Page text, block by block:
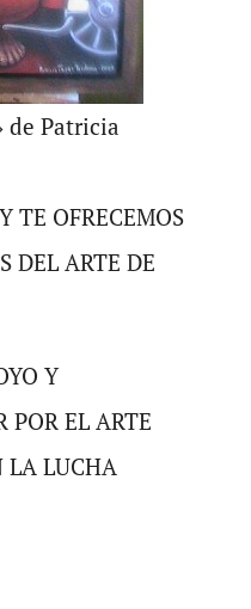
de Patricia
TE OFRECEMOS
DEL ARTE DE
Y
POR EL ARTE
LA LUCHA